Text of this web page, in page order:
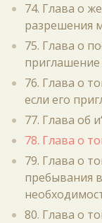
74. Глава о
разрешения
75. Глава о
76. Глава о
если его
77. Глава об
78. Глава о
79. Глава о
пребывания
80. Глава о